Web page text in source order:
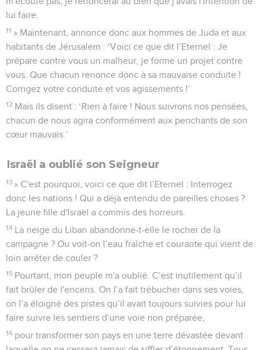
lui faire.
11 » Maintenant, annonce donc aux hommes de Juda et aux
habitants de Jérusalem : ‘Voici ce que dit l’Eternel : Je
prépare contre vous un malheur, je forme un projet contre
vous. Que chacun renonce donc à sa mauvaise conduite !
Corrigez votre conduite et vos agissements !’
12 Mais ils disent : ‘Rien à faire ! Nous suivrons nos pensées,
chacun de nous agira conformément aux penchants de son
cœur mauvais.’
Israël a oublié son Seigneur
13 » C'est pourquoi, voici ce que dit l’Eternel : Interrogez
donc les nations ! Qui a déjà entendu de pareilles choses ?
La jeune fille d'Israël a commis des horreurs.
14 La neige du Liban abandonne-t-elle le rocher de la
campagne ? Ou voit-on l’eau fraîche et courante qui vient de
loin arrêter de couler ?
15 Pourtant, mon peuple m'a oublié. C’est inutilement qu’il
fait brûler de l'encens. On l’a fait trébucher dans ses voies,
on l’a éloigné des pistes qu’il avait toujours suivies pour lui
faire suivre les sentiers d’une voie non préparée,
16 pour transformer son pays en une terre dévastée devant